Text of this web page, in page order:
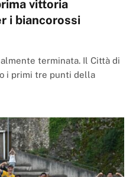
vittoria
i biancorossi
terminata. Il Città di
i primi tre punti della